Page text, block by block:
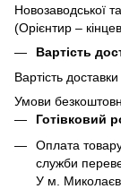
Новозаводської
(Орієнтир –
Вартість
Вартість
Умови
Готівковий
Оплата
служби
У м.